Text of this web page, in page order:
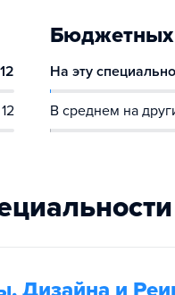
12
12
Бюджетных
На эту
В среднем на